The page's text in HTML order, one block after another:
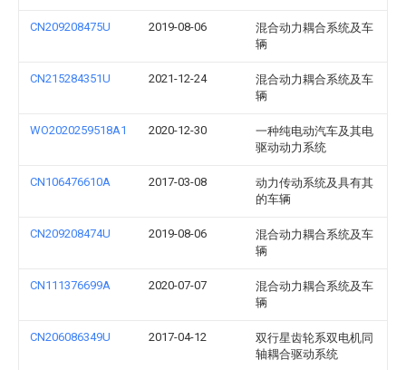
CN209208475U 2019-08-06
混合动力耦合系统及车
辆
CN215284351U 2021-12-24
混合动力耦合系统及车
辆
WO2020259518A1 2020-12-30
一种纯电动汽车及其电
驱动动力系统
CN106476610A 2017-03-08
动力传动系统及具有其
的车辆
CN209208474U 2019-08-06
混合动力耦合系统及车
辆
CN111376699A 2020-07-07
混合动力耦合系统及车
辆
CN206086349U 2017-04-12
双行星齿轮系双电机同
轴耦合驱动系统